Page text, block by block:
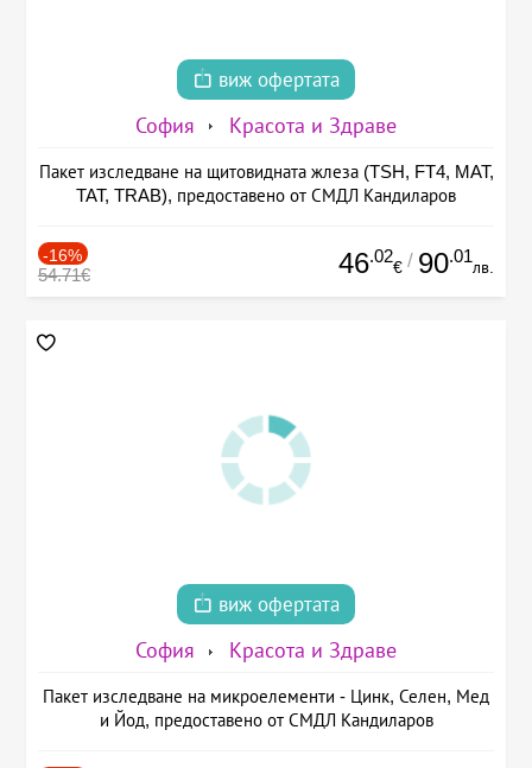
виж офертата
София Красота и Здраве
Пакет изследване на щитовидната жлеза (TSH, FT4, MAT,
TAT, TRAB), предоставено от СМДЛ Кандиларов
-16%
54.71€ 46.02
€ / 90.01
лв.
виж офертата
София Красота и Здраве
Пакет изследване на микроелементи - Цинк, Селен, Мед
и Йод, предоставено от СМДЛ Кандиларов